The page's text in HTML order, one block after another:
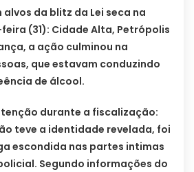
da blitz da Lei seca na
(31): Cidade Alta, Petrópolis
a ação culminou na
que estavam conduzindo
de álcool.
durante a fiscalização:
teve a identidade revelada, foi
escondida nas partes intimas
Segundo informações do